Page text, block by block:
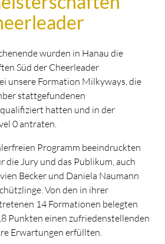
wurden in Hanau die
Süd der Cheerleader
unsere Formation Milkyways, die
stattgefundenen
hatten und in der
0 antraten.
Programm beeindruckten
die Jury und das Publikum, auch
Becker und Daniela Naumann
Von den in ihrer
14 Formationen belegten
Punkten einen zufriedenstellenden
Erwartungen erfüllten.